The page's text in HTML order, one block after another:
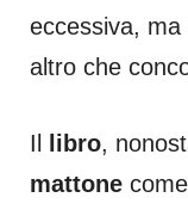
eccessiva,
altro che
Il libro,
mattone